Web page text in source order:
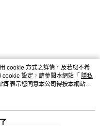
cookie 方式之詳情，及若您不希
設定，請參閱本網站「 隱私
即表示您同意本公司得按本網站使